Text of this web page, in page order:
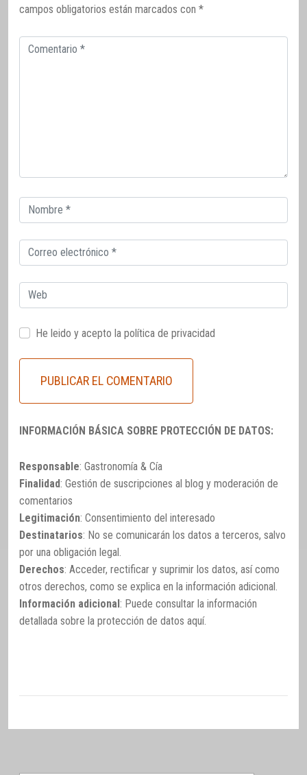
campos obligatorios están marcados con *
Comentario
Correo
electrónico
Correo
electrónico
Web
He leido y acepto la política de privacidad
INFORMACIÓN BÁSICA SOBRE PROTECCIÓN DE DATOS:
Responsable: Gastronomía & Cía
Finalidad: Gestión de suscripciones al blog y moderación de
comentarios
Legitimación: Consentimiento del interesado
Destinatarios: No se comunicarán los datos a terceros, salvo
por una obligación legal.
Derechos: Acceder, rectificar y suprimir los datos, así como
otros derechos, como se explica en la información adicional.
Información adicional : Puede consultar la información
detallada sobre la protección de datos aquí.